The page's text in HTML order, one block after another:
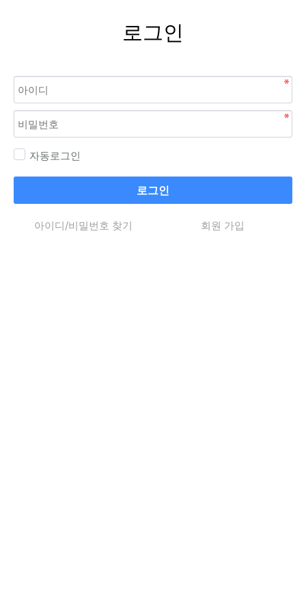
로그인
자동로그인
로그인
아이디/비밀번호 찾기 회원 가입